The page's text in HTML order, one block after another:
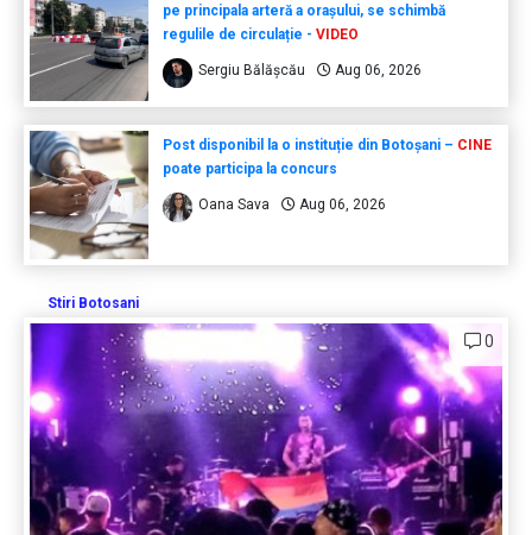
pe principala arteră a orașului, se schimbă
regulile de circulație - VIDEO
Sergiu Bălășcău Aug 06, 2026
Post disponibil la o instituție din Botoșani – CINE
poate participa la concurs
Oana Sava Aug 06, 2026
Stiri Botosani
0